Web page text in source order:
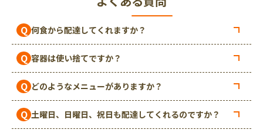
Q 何食から配達してくれますか？
Q 容器は使い捨てですか？
Q どのようなメニューがありますか？
Q 土曜日、日曜日、祝日も配達してくれるのですか？